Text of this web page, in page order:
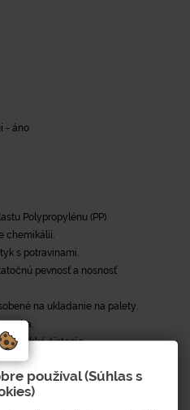
- áno
Polypropylénu (PP).
chemikálií.
s potravinami.
pevnosť a nosnosť
na ukladanie na palety.
seba.
ľahké čistenie.
používal (Súhlas s